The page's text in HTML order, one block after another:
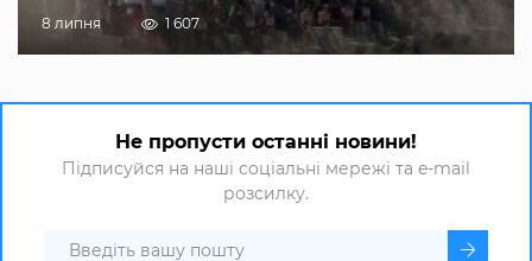
8 липня 1 607
Не пропусти останні новини!
Підписуйся на наші соціальні мережі та e-mail
розсилку.